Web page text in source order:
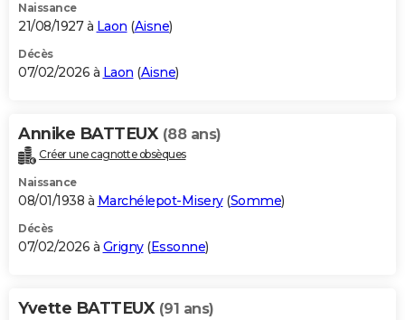
Naissance
21/08/1927 à Laon (Aisne)
Décès
07/02/2026 à Laon (Aisne)
Annike BATTEUX (88 ans)
Créer une cagnotte obsèques
Naissance
08/01/1938 à Marchélepot-Misery(Somme)
Décès
07/02/2026 à Grigny(Essonne)
Yvette BATTEUX (91 ans)